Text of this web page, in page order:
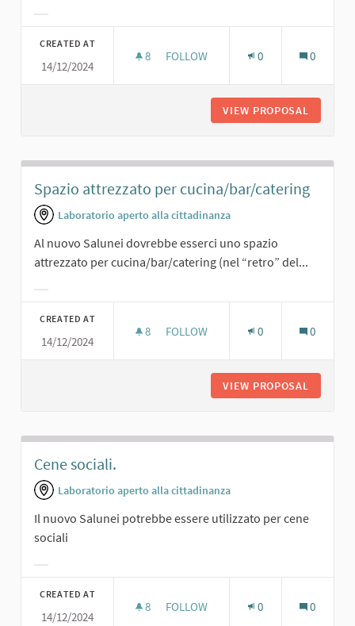
CREATED AT
14/12/2024
8 8 FOLLOWERS
FOLLOW 0 0
VIEW PROPOSAL
Spazio attrezzato per cucina/bar/catering
Laboratorio aperto alla cittadinanza
Al nuovo Salunei dovrebbe esserci uno spazio
attrezzato per cucina/bar/catering (nel “retro” del...
CREATED AT
14/12/2024
8 8 FOLLOWERS
FOLLOW 0 0
VIEW PROPOSAL
Cene sociali.
Laboratorio aperto alla cittadinanza
Il nuovo Salunei potrebbe essere utilizzato per cene
sociali
CREATED AT
14/12/2024
8 8 FOLLOWERS
FOLLOW 0 0